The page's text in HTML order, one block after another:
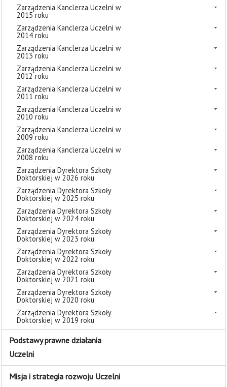
Zarządzenia Kanclerza Uczelni w
2015 roku
Zarządzenia Kanclerza Uczelni w
2014 roku
Zarządzenia Kanclerza Uczelni w
2013 roku
Zarządzenia Kanclerza Uczelni w
2012 roku
Zarządzenia Kanclerza Uczelni w
2011 roku
Zarządzenia Kanclerza Uczelni w
2010 roku
Zarządzenia Kanclerza Uczelni w
2009 roku
Zarządzenia Kanclerza Uczelni w
2008 roku
Zarządzenia Dyrektora Szkoły
Doktorskiej w 2026 roku
Zarządzenia Dyrektora Szkoły
Doktorskiej w 2025 roku
Zarządzenia Dyrektora Szkoły
Doktorskiej w 2024 roku
Zarządzenia Dyrektora Szkoły
Doktorskiej w 2023 roku
Zarządzenia Dyrektora Szkoły
Doktorskiej w 2022 roku
Zarządzenia Dyrektora Szkoły
Doktorskiej w 2021 roku
Zarządzenia Dyrektora Szkoły
Doktorskiej w 2020 roku
Zarządzenia Dyrektora Szkoły
Doktorskiej w 2019 roku
Podstawy prawne działania
Uczelni
Misja i strategia rozwoju Uczelni